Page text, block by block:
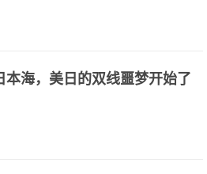
本海，美日的双线噩梦开始了